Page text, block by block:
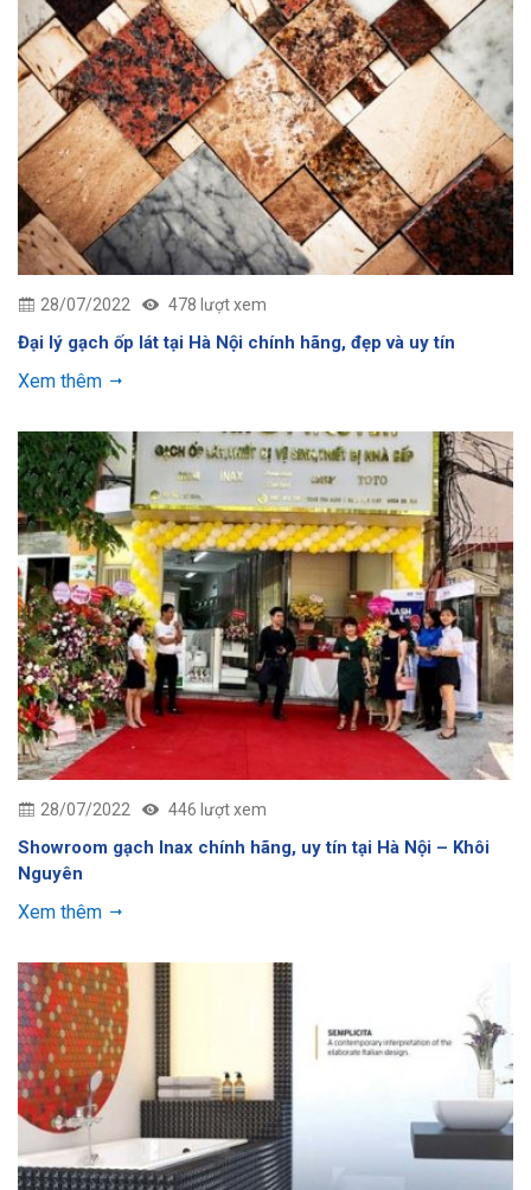
28/07/2022 478 lượt xem
Đại lý gạch ốp lát tại Hà Nội chính hãng, đẹp và uy tín
Xem thêm
28/07/2022 446 lượt xem
Showroom gạch Inax chính hãng, uy tín tại Hà Nội – Khôi
Nguyên
Xem thêm